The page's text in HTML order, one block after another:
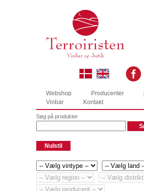
Webshop Producenter
Vinbar
Kontakt
Søg på produkter